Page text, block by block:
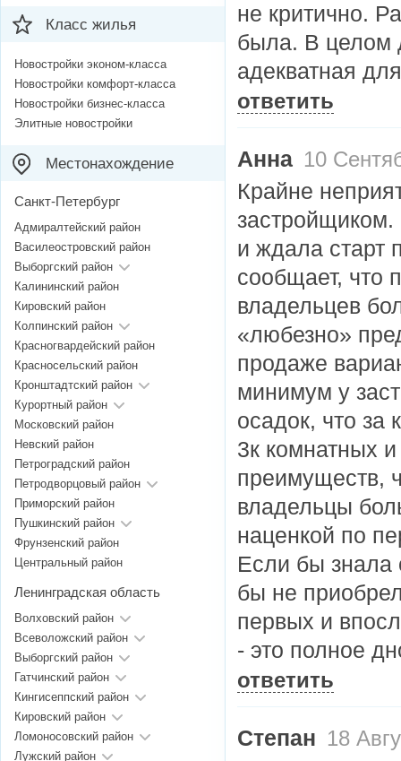
не критично.
была. В целом
адекватная
ответить
Анна 10
Крайне
и ждала старт
сообщает, что
владельцев
«любезно»
продаже
минимум у
осадок, что за
3к комнатных
преимуществ,
владельцы
наценкой по
Если бы знала
бы не
первых и
- это полное
ответить
Степан 18
Класс жилья
Новостройки эконом-класса
Новостройки комфорт-класса
Новостройки бизнес-класса
Элитные новостройки
Местонахождение
Санкт-Петербург
Адмиралтейский район
Василеостровский район
Выборгский район
Калининский район
Кировский район
Колпинский район
Красногвардейский район
Красносельский район
Кронштадтский район
Курортный район
Московский район
Невский район
Петроградский район
Петродворцовый район
Приморский район
Пушкинский район
Фрунзенский район
Центральный район
Ленинградская область
Волховский район
Всеволожский район
Выборгский район
Гатчинский район
Кингисеппский район
Кировский район
Ломоносовский район
Лужский район